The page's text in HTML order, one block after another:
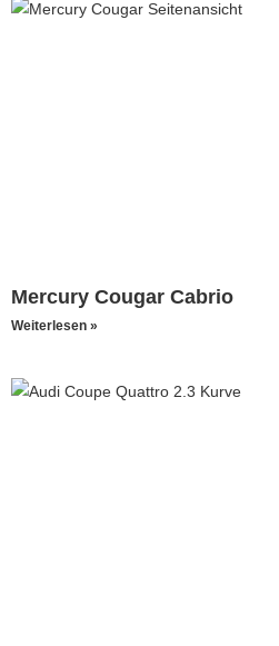
Mercury Cougar Cabrio
Weiterlesen »